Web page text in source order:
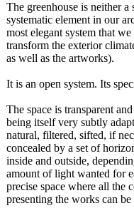
The greenhouse is neither
systematic element in our
most elegant system that
transform the exterior
as well as the artworks).
It is an open system. Its
The space is transparent
being itself very subtly
natural, filtered, sifted, if
concealed by a set of
inside and outside,
amount of light wanted for
precise space where all the
presenting the works can be